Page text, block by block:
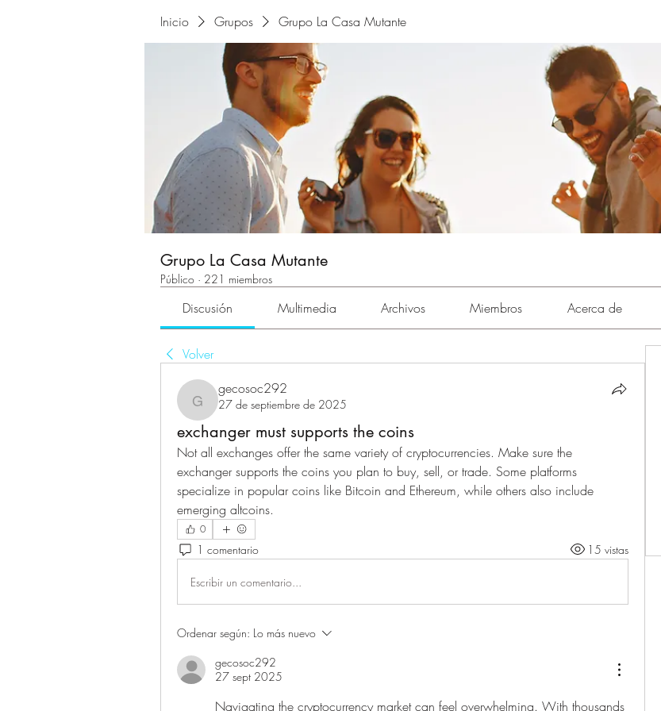
Inicio Grupos Grupo La Casa Mutante
Grupo La Casa Mutante
Público · 221 miembros
Discusión Multimedia Archivos Miembros Acerca de
Volver
gecosoc292
gecosoc292
27 de septiembre de 2025
exchanger must supports the coins
Not all exchanges offer the same variety of cryptocurrencies. Make sure the
exchanger supports the coins you plan to buy, sell, or trade. Some platforms
specialize in popular coins like Bitcoin and Ethereum, while others also include
emerging altcoins.
0
1 comentario 15 vistas
Escribir un comentario...
Ordenar según: Lo más nuevo
gecosoc292
27 sept 2025
Navigating the cryptocurrency market can feel overwhelming. With thousands